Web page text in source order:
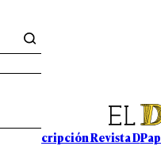
Suscripción Revista D